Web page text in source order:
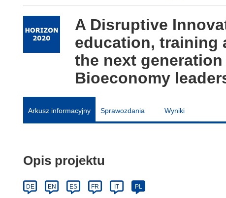
A Disruptive
education, training
the next
Bioeconomy
Arkusz informacyjny Sprawozdania Wyniki
Opis projektu
DE EN ES FR IT PL